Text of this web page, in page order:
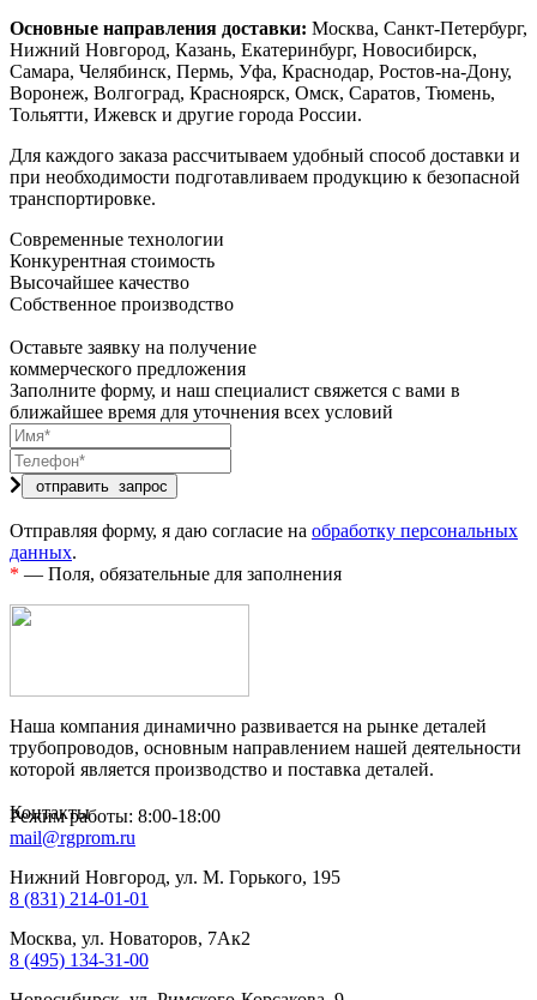
Основные направления доставки: Москва, Санкт-Петербург,
Нижний Новгород, Казань, Екатеринбург, Новосибирск,
Самара, Челябинск, Пермь, Уфа, Краснодар, Ростов-на-Дону,
Воронеж, Волгоград, Красноярск, Омск, Саратов, Тюмень,
Тольятти, Ижевск и другие города России.
Для каждого заказа рассчитываем удобный способ доставки и
при необходимости подготавливаем продукцию к безопасной
транспортировке.
Современные технологии
Конкурентная стоимость
Высочайшее качество
Собственное производство
Оставьте заявку на получение
коммерческого предложения
Заполните форму, и наш специалист свяжется с вами в
ближайшее время для уточнения всех условий
Отправляя форму, я даю согласие на обработку персональных
данных.
* — Поля, обязательные для заполнения
Наша компания динамично развивается на рынке деталей
трубопроводов, основным направлением нашей деятельности
которой является производство и поставка деталей.
Контакты
Режим работы: 8:00-18:00
mail@rgprom.ru
Нижний Новгород, ул. М. Горького, 195
8 (831) 214-01-01
Москва, ул. Новаторов, 7Ак2
8 (495) 134-31-00